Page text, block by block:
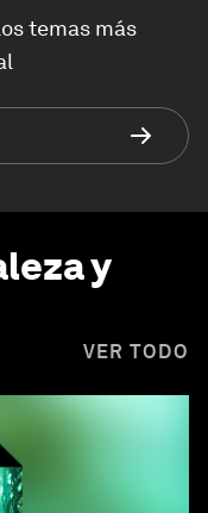
temas más
y
VER TODO